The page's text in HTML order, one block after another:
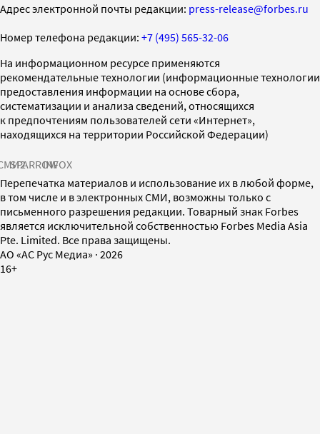
Адрес электронной почты редакции: press-release@forbes.ru
Номер телефона редакции: +7 (495) 565-32-06
На информационном ресурсе применяются
рекомендательные технологии (информационные технологии
предоставления информации на основе сбора,
систематизации и анализа сведений, относящихся
к предпочтениям пользователей сети «Интернет»,
находящихся на территории Российской Федерации)
SPARROWINFOX
Перепечатка материалов и использование их в любой форме,
в том числе и в электронных СМИ, возможны только с
письменного разрешения редакции. Товарный знак Forbes
является исключительной собственностью Forbes Media Asia
Pte. Limited. Все права защищены.
AO «АС Рус Медиа» · 2026
16+